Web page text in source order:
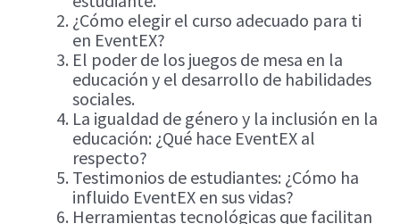
¿Cómo elegir el curso adecuado para ti
en EventEX?
El poder de los juegos de mesa en la
educación y el desarrollo de habilidades
sociales.
La igualdad de género y la inclusión en la
educación: ¿Qué hace EventEX al
respecto?
Testimonios de estudiantes: ¿Cómo ha
influido EventEX en sus vidas?
Herramientas tecnológicas que facilitan